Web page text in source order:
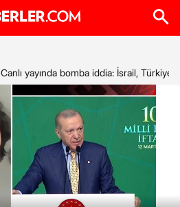
Canlı yayında bomba iddia: İsrail,